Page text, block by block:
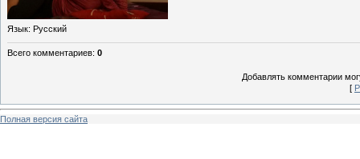
Язык: Русский
Всего комментариев: 0
Добавлять комментарии
[
Полная версия сайта